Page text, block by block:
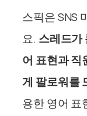
스픽은 SNS
요. 스레드가
어 표현과 직
게 팔로워를
용한 영어 표